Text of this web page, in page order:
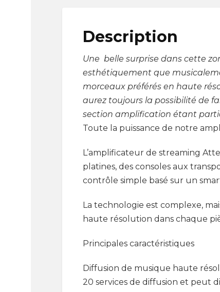
Description
Une belle surprise dans cette
esthétiquement que
morceaux préférés en haute
aurez toujours la possibilité de
section amplification étant
Toute la puissance de notre
L’amplificateur de streaming
platines, des consoles aux
contrôle simple basé sur un
La technologie est complexe,
haute résolution dans chaque
Principales caractéristiques
Diffusion de musique haute
20 services de diffusion et peut